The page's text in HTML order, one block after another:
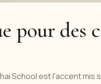
pour des
School est l'accent